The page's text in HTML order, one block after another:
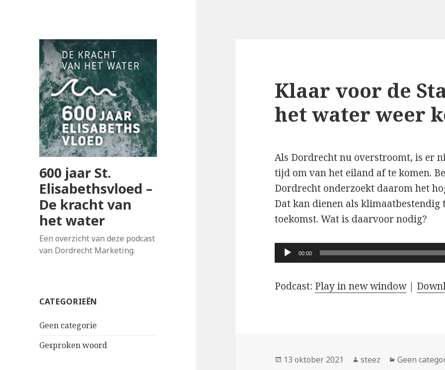
600 jaar St.
Elisabethsvloed –
De kracht van
het water
Een overzicht van deze podcast
van Dordrecht Marketing.
CATEGORIEËN
Geen categorie
Gesproken woord
Klaar voor de
het water weer
Als Dordrecht nu overstroomt, is er
tijd om van het eiland af te komen.
Dordrecht onderzoekt daarom het
Dat kan dienen als klimaatbestendig
toekomst. Wat is daarvoor nodig?
Audiospeler
00:00
Podcast: Play in new window|
Geplaatst
13 oktober 2021 Auteur
steez Categorieën
Geen